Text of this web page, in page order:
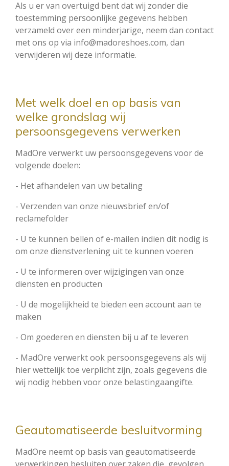
Als u er van overtuigd bent dat wij zonder die
toestemming persoonlijke gegevens hebben
verzameld over een minderjarige, neem dan contact
met ons op via info@madoreshoes.com, dan
verwijderen wij deze informatie.
Met welk doel en op basis van
welke grondslag wij
persoonsgegevens verwerken
MadOre verwerkt uw persoonsgegevens voor de
volgende doelen:
- Het afhandelen van uw betaling
- Verzenden van onze nieuwsbrief en/of
reclamefolder
- U te kunnen bellen of e-mailen indien dit nodig is
om onze dienstverlening uit te kunnen voeren
- U te informeren over wijzigingen van onze
diensten en producten
- U de mogelijkheid te bieden een account aan te
maken
- Om goederen en diensten bij u af te leveren
- MadOre verwerkt ook persoonsgegevens als wij
hier wettelijk toe verplicht zijn, zoals gegevens die
wij nodig hebben voor onze belastingaangifte.
Geautomatiseerde besluitvorming
MadOre neemt op basis van geautomatiseerde